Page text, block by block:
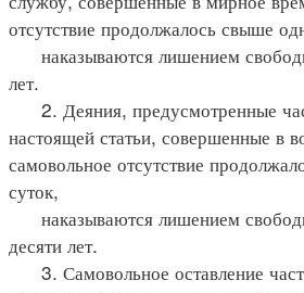
отсутствие продолжалось свыше
наказываются лишением
лет.
2. Деяния, предусмотренные
настоящей статьи, совершенные в
самовольное отсутствие
суток,
наказываются лишением
десяти лет.
3. Самовольное оставление